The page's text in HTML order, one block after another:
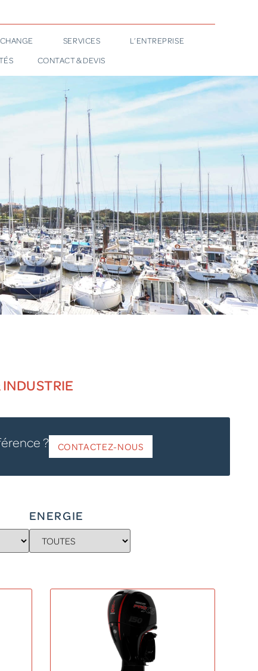
SERVICES
L’ENTREPRISE
CONTACT & DEVIS
? CONTACTEZ-NOUS
ENERGIE
ESSENCE